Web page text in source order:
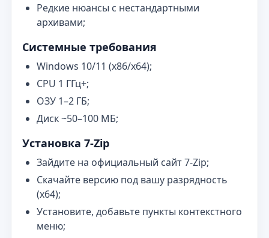
Редкие нюансы с нестандартными
архивами;
Системные требования
Windows 10/11 (x86/x64);
CPU 1 ГГц+;
ОЗУ 1–2 ГБ;
Диск ~50–100 МБ;
Установка 7‑Zip
Зайдите на официальный сайт 7‑Zip;
Скачайте версию под вашу разрядность
(x64);
Установите, добавьте пункты контекстного
меню;